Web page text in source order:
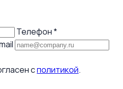
Телефон *
сполитикой.